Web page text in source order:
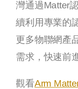
灣通過Matter
續利用專業的
更多物聯網產
需求，快速前
觀看Arm